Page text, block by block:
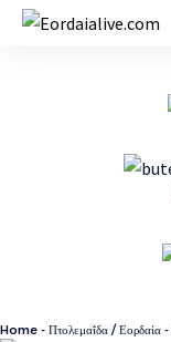
Home - Πτολεμαΐδα / Εορδαία -